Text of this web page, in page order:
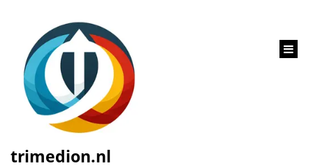
trimedion.nl
Tag: